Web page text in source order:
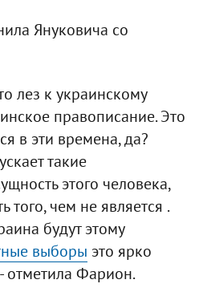
Януковича со
лез к украинскому
правописание. Это
в эти времена, да?
такие
этого человека,
того, чем не является .
будут этому
выборы это ярко
- отметила Фарион.